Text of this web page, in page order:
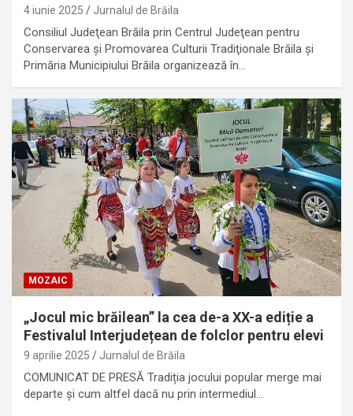
4 iunie 2025 Jurnalul de Brăila
Consiliul Judeţean Brăila prin Centrul Judeţean pentru
Conservarea şi Promovarea Culturii Tradiţionale Brăila și
Primăria Municipiului Brăila organizează în…
MOZAIC
„Jocul mic brăilean” la cea de-a XX-a ediție a
Festivalul Interjudețean de folclor pentru elevi
9 aprilie 2025 Jurnalul de Brăila
COMUNICAT DE PRESĂ Tradiția jocului popular merge mai
departe și cum altfel dacă nu prin intermediul…